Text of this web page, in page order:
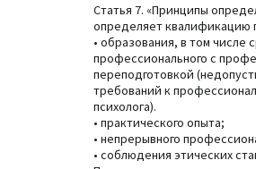
Статья 7. «Принципы
определяет квалификацию
• образования, в том числе
профессионального с
переподготовкой
требований к
психолога).
• практического опыта;
• непрерывного
• соблюдения этических